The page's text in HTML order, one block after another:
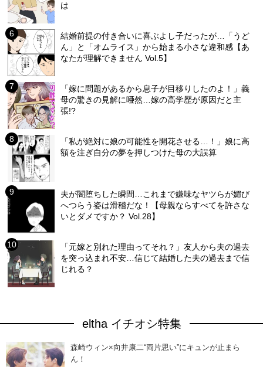
は
結婚前提の付き合いに喜ぶよし子だったが…「うど
ん」と「オムライス」から始まる小さな違和感【あ
なたが理解できません Vol.5】
「嫁に問題があるから息子が目移りしたのよ！」義
母の驚きの見解に唖然…嫁の高学歴が原因だと主
張!?
「私が絶対に娘の可能性を開花させる…！」娘に高
額を注ぎ自分の夢を押しつけた母の大誤算
夫が闇堕ちした瞬間…これまで嫌味なヤツらが媚び
へつらう姿は滑稽だな！【母親ならすべてを許さな
いとダメですか？ Vol.28】
「元嫁と別れた理由ってそれ？」友人から夫の過去
を突っ込まれ不安…信じて結婚した夫の過去まで信
じれる？
eltha イチオシ特集
森崎ウィン×向井康二“両片思い”にキュンが止まら
ん！